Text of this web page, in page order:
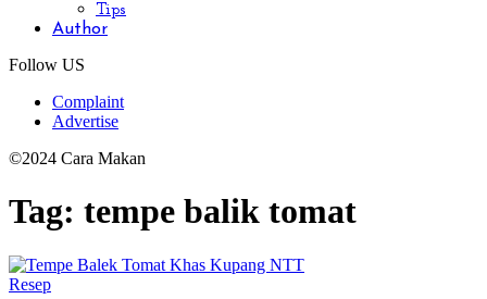
Tips
Author
Follow US
Complaint
Advertise
©2024 Cara Makan
Tag: tempe balik tomat
Resep